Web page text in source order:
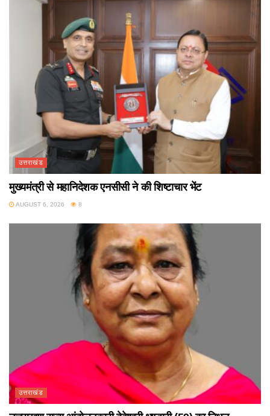
उत्तराखंड
मुख्यमंत्री से महानिदेशक एनसीसी ने की शिष्टाचार भेंट
AUGUST 6, 2026 8
उत्तराखंड